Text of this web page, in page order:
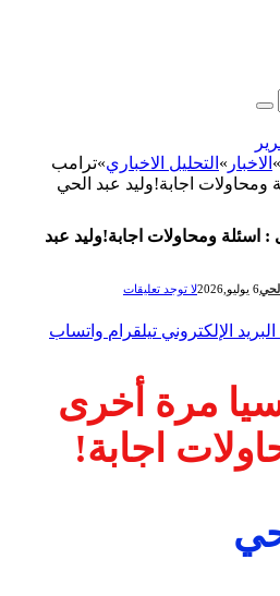
الاخبار» التحليل الاخباري»ترامب
اجابة!وليد عبد الحي
ومحاولات اجابة!وليد عبد
6 يوليو,2026 لا توجد تعليقات
الإلكتروني تيلقرام واتساب
مرة أخرى
اجابة!